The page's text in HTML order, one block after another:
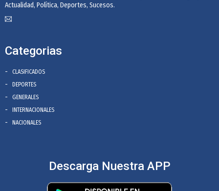
Actualidad, Política, Deportes, Sucesos.
Categorias
CLASIFICADOS
DEPORTES
GENERALES
INTERNACIONALES
NACIONALES
Descarga Nuestra APP